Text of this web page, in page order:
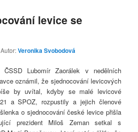
levice se
Autor:Veronika Svobodová
ČSSD Lubomír Zaorálek v nedělních
oznámil, že sjednocování levicových
by uvítal, kdyby se malé levicové
a SPOZ, rozpustily a jejich členové
o sjednocování české levice přišla
prezident Miloš Zeman setkal s